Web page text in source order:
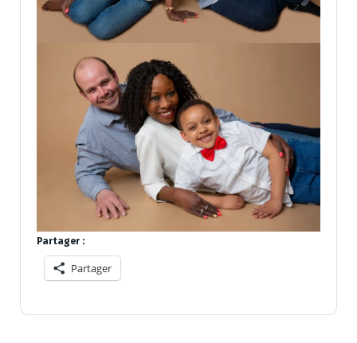
Partager :
Partager